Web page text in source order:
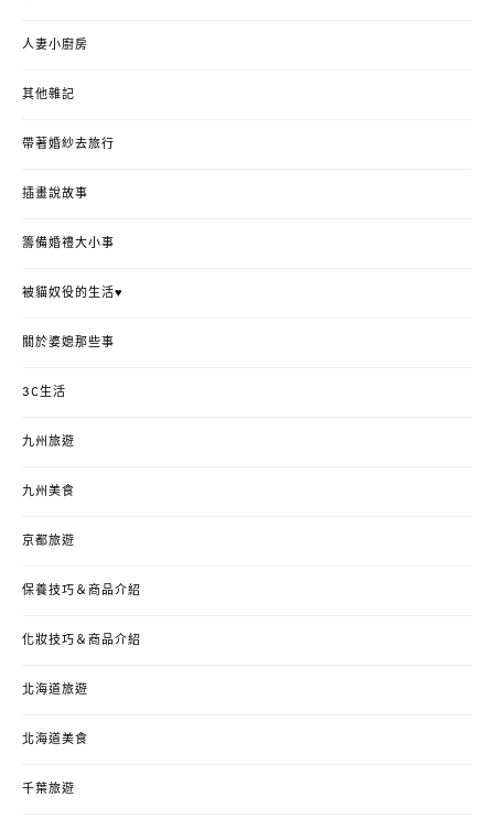
人妻小廚房
其他雜記
帶著婚紗去旅行
插畫說故事
籌備婚禮大小事
被貓奴役的生活♥
關於婆媳那些事
3C生活
九州旅遊
九州美食
京都旅遊
保養技巧＆商品介紹
化妝技巧＆商品介紹
北海道旅遊
北海道美食
千葉旅遊